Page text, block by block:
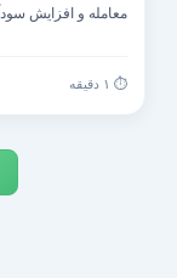
معامله و افزایش